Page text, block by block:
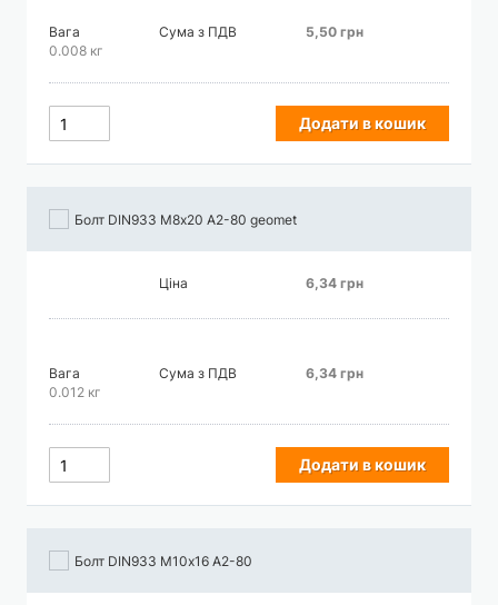
Вага
0.008 кг
Сума з ПДВ 5,50 грн
Додати в кошик
Болт DIN933 М8х20 А2-80 geomet
Ціна 6,34 грн
Вага
0.012 кг
Сума з ПДВ 6,34 грн
Додати в кошик
Болт DIN933 М10х16 А2-80